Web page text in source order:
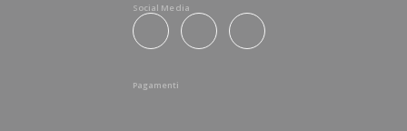
Social Media
Pagamenti